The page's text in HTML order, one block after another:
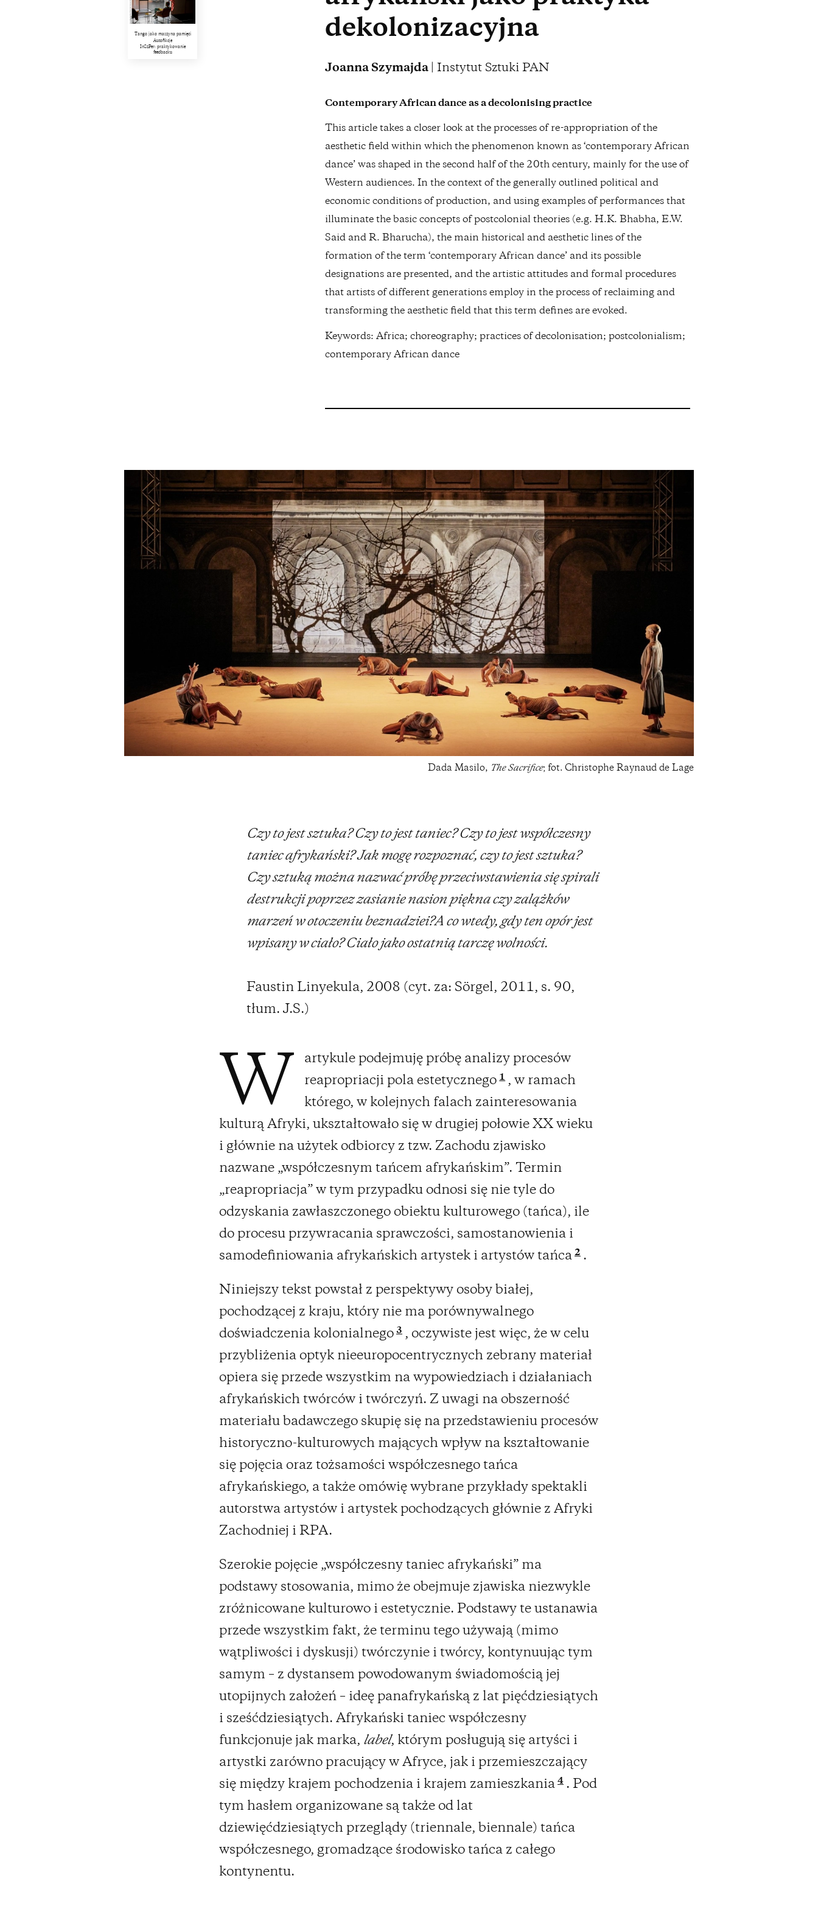
Tango jako maszyna pamięci
Autofikcje
InSzPer: praktykowanie
feedbacku
dekolonizacyjna
Joanna Szymajda | Instytut Sztuki PAN
Contemporary African dance as a decolonising practice
This article takes a closer look at the processes of re-appropriation of the
aesthetic field within which the phenomenon known as ‘contemporary African
dance’ was shaped in the second half of the 20th century, mainly for the use of
Western audiences. In the context of the generally outlined political and
economic conditions of production, and using examples of performances that
illuminate the basic concepts of postcolonial theories (e.g. H.K. Bhabha, E.W.
Said and R. Bharucha), the main historical and aesthetic lines of the
formation of the term ‘contemporary African dance’ and its possible
designations are presented, and the artistic attitudes and formal procedures
that artists of different generations employ in the process of reclaiming and
transforming the aesthetic field that this term defines are evoked.
Keywords: Africa; choreography; practices of decolonisation; postcolonialism;
contemporary African dance
Dada Masilo, The Sacrifice; fot. Christophe Raynaud de Lage
Czy to jest sztuka? Czy to jest taniec? Czy to jest współczesny
taniec afrykański? Jak mogę rozpoznać, czy to jest sztuka?
Czy sztuką można nazwać próbę przeciwstawienia się spirali
destrukcji poprzez zasianie nasion piękna czy zalążków
marzeń w otoczeniu beznadziei?A co wtedy, gdy ten opór jest
wpisany w ciało? Ciało jako ostatnią tarczę wolności.
Faustin Linyekula, 2008 (cyt. za: Sörgel, 2011, s. 90,
tłum. J.S.)
W
artykule podejmuję próbę analizy procesów
reapropriacji pola estetycznego 1 , w ramach
którego, w kolejnych falach zainteresowania
kulturą Afryki, ukształtowało się w drugiej połowie XX wieku
i głównie na użytek odbiorcy z tzw. Zachodu zjawisko
nazwane „współczesnym tańcem afrykańskim”. Termin
„reapropriacja” w tym przypadku odnosi się nie tyle do
odzyskania zawłaszczonego obiektu kulturowego (tańca), ile
do procesu przywracania sprawczości, samostanowienia i
samodefiniowania afrykańskich artystek i artystów tańca 2 .
Niniejszy tekst powstał z perspektywy osoby białej,
pochodzącej z kraju, który nie ma porównywalnego
doświadczenia kolonialnego 3 , oczywiste jest więc, że w celu
przybliżenia optyk nieeuropocentrycznych zebrany materiał
opiera się przede wszystkim na wypowiedziach i działaniach
afrykańskich twórców i twórczyń. Z uwagi na obszerność
materiału badawczego skupię się na przedstawieniu procesów
historyczno-kulturowych mających wpływ na kształtowanie
się pojęcia oraz tożsamości współczesnego tańca
afrykańskiego, a także omówię wybrane przykłady spektakli
autorstwa artystów i artystek pochodzących głównie z Afryki
Zachodniej i RPA.
Szerokie pojęcie „współczesny taniec afrykański” ma
podstawy stosowania, mimo że obejmuje zjawiska niezwykle
zróżnicowane kulturowo i estetycznie. Podstawy te ustanawia
przede wszystkim fakt, że terminu tego używają (mimo
wątpliwości i dyskusji) twórczynie i twórcy, kontynuując tym
samym – z dystansem powodowanym świadomością jej
utopijnych założeń – ideę panafrykańską z lat pięćdziesiątych
i sześćdziesiątych. Afrykański taniec współczesny
funkcjonuje jak marka, label, którym posługują się artyści i
artystki zarówno pracujący w Afryce, jak i przemieszczający
się między krajem pochodzenia i krajem zamieszkania 4 . Pod
tym hasłem organizowane są także od lat
dziewięćdziesiątych przeglądy (triennale, biennale) tańca
współczesnego, gromadzące środowisko tańca z całego
kontynentu.